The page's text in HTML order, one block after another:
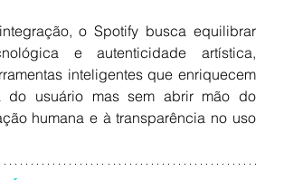
o Spotify busca equilibrar
e autenticidade artística,
inteligentes que enriquecem
do usuário mas sem abrir mão do
humana e à transparência no uso